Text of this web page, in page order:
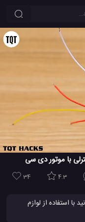
با موتور دی سی
34 4.3
با استفاده از لوازم